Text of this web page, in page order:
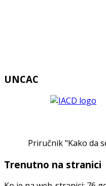
UNCAC
Priručnik "Kako da
Trenutno na stranici